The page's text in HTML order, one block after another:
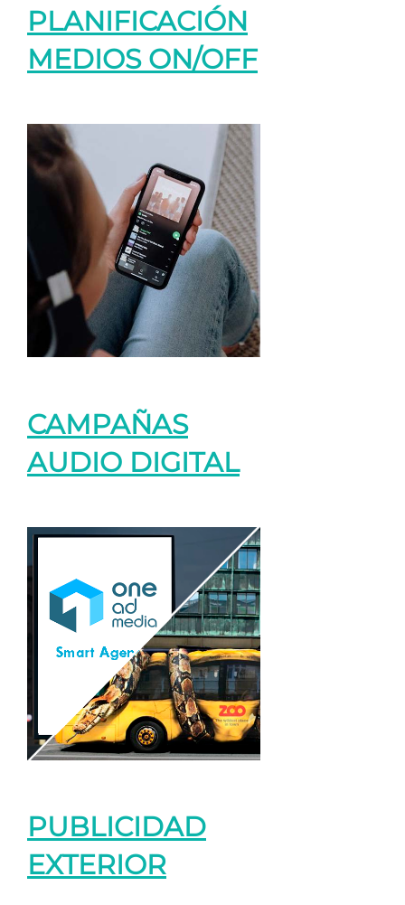
PLANIFICACIÓN
MEDIOS ON/OFF
CAMPAÑAS
AUDIO DIGITAL
PUBLICIDAD
EXTERIOR